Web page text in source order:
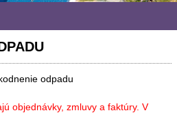
odpadu
objednávky, zmluvy a faktúry. V